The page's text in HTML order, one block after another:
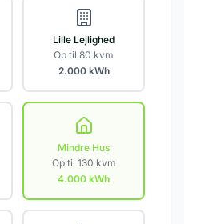
Lille Lejlighed
Op til 80 kvm
2.000kWh
Mindre Hus
Op til 130 kvm
4.000 kWh